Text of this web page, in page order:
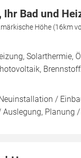
Ihr Bad und
Höhe (16km
Solarthermie,
/
Planung